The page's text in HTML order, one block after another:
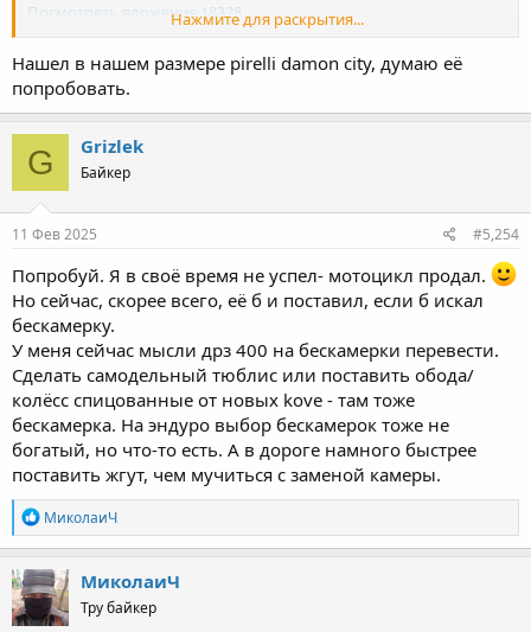
Посмотреть вложение 18328
По зацепу на асфальте вроде было нормально, но по грунту
Бескамерку с универсальным рисунком в нашем размере, к
сожалению, сложно найти. Из брендов предпочитаю Данлоп,
мишлен. Может пирелли стоит рассмотреть.
Нажмите для раскрытия...
Нашел в нашем размере pirelli damon city, думаю её
попробовать.
G Grizlek
Байкер
11 Фев 2025 #5,254
Попробуй. Я в своё время не успел- мотоцикл продал.
Но сейчас, скорее всего, её б и поставил, если б искал
бескамерку.
У меня сейчас мысли дрз 400 на бескамерки перевести.
Сделать самодельный тюблис или поставить обода/
колёсс спицованные от новых kove - там тоже
бескамерка. На эндуро выбор бескамерок тоже не
богатый, но что-то есть. А в дороге намного быстрее
поставить жгут, чем мучиться с заменой камеры.
R
e
a
c
t
i
МиколаиЧ
МиколаиЧ
Тру байкер